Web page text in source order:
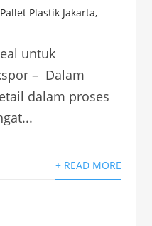
Pallet Plastik Jakarta,
untuk
– Dalam
dalam proses
+ READ MORE